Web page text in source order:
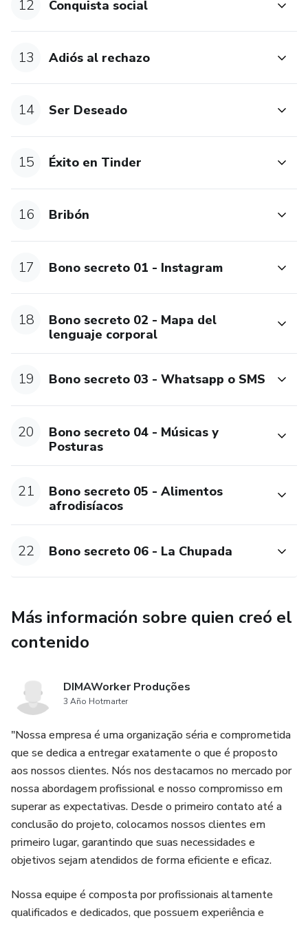
12 Conquista social
13 Adiós al rechazo
14 Ser Deseado
15 Éxito en Tinder
16 Bribón
17 Bono secreto 01 - Instagram
18
Bono secreto 02 - Mapa del
lenguaje corporal
19 Bono secreto 03 - Whatsapp o SMS
20
Bono secreto 04 - Músicas y
Posturas
21
Bono secreto 05 - Alimentos
afrodisíacos
22 Bono secreto 06 - La Chupada
Más información sobre quien creó el
contenido
DIMAWorker Produções
3 Año Hotmarter
"Nossa empresa é uma organização séria e comprometida
que se dedica a entregar exatamente o que é proposto
aos nossos clientes. Nós nos destacamos no mercado por
nossa abordagem profissional e nosso compromisso em
superar as expectativas. Desde o primeiro contato até a
conclusão do projeto, colocamos nossos clientes em
primeiro lugar, garantindo que suas necessidades e
objetivos sejam atendidos de forma eficiente e eficaz.
Nossa equipe é composta por profissionais altamente
qualificados e dedicados, que possuem experiência e